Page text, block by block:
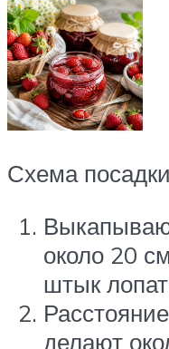
Схема
около 20
штык
делают